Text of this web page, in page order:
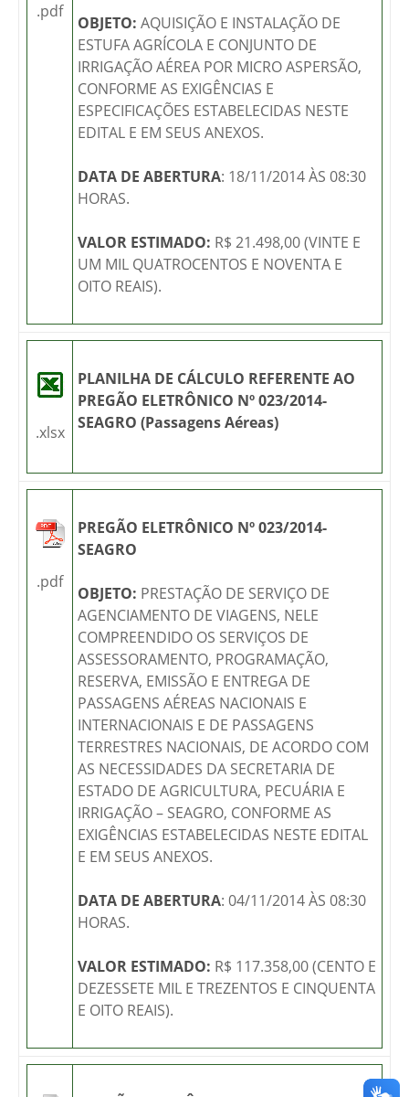
.pdf
OBJETO: AQUISIÇÃO E INSTALAÇÃO DE
ESTUFA AGRÍCOLA E CONJUNTO DE
IRRIGAÇÃO AÉREA POR MICRO ASPERSÃO,
CONFORME AS EXIGÊNCIAS E
ESPECIFICAÇÕES ESTABELECIDAS NESTE
EDITAL E EM SEUS ANEXOS.
DATA DE ABERTURA: 18/11/2014 ÀS 08:30
HORAS.
VALOR ESTIMADO: R$ 21.498,00 (VINTE E
UM MIL QUATROCENTOS E NOVENTA E
OITO REAIS).
.xlsx
PLANILHA DE CÁLCULO REFERENTE AO
PREGÃO ELETRÔNICO Nº 023/2014-
SEAGRO (Passagens Aéreas)
.pdf
PREGÃO ELETRÔNICO Nº 023/2014-
SEAGRO
OBJETO: PRESTAÇÃO DE SERVIÇO DE
AGENCIAMENTO DE VIAGENS, NELE
COMPREENDIDO OS SERVIÇOS DE
ASSESSORAMENTO, PROGRAMAÇÃO,
RESERVA, EMISSÃO E ENTREGA DE
PASSAGENS AÉREAS NACIONAIS E
INTERNACIONAIS E DE PASSAGENS
TERRESTRES NACIONAIS, DE ACORDO COM
AS NECESSIDADES DA SECRETARIA DE
ESTADO DE AGRICULTURA, PECUÁRIA E
IRRIGAÇÃO – SEAGRO, CONFORME AS
EXIGÊNCIAS ESTABELECIDAS NESTE EDITAL
E EM SEUS ANEXOS.
DATA DE ABERTURA: 04/11/2014 ÀS 08:30
HORAS.
VALOR ESTIMADO: R$ 117.358,00 (CENTO E
DEZESSETE MIL E TREZENTOS E CINQUENTA
E OITO REAIS).